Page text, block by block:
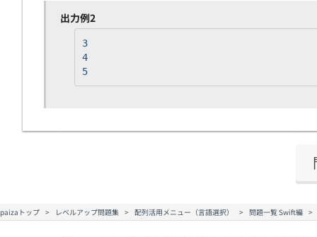
出力例2
3
4
5
paizaトップ レベルアップ問題集 配列活用メニュー（言語選択） 問題一覧 Swift編